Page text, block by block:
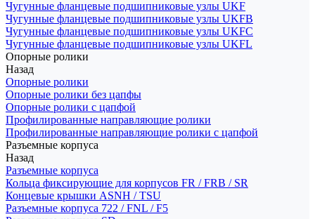
Чугунные фланцевые подшипниковые узлы UKF
Чугунные фланцевые подшипниковые узлы UKFB
Чугунные фланцевые подшипниковые узлы UKFC
Чугунные фланцевые подшипниковые узлы UKFL
Опорные ролики
Назад
Опорные ролики
Опорные ролики без цапфы
Опорные ролики с цапфой
Профилированные направляющие ролики
Профилированные направляющие ролики с цапфой
Разъемные корпуса
Назад
Разъемные корпуса
Кольца фиксирующие для корпусов FR / FRB / SR
Концевые крышки ASNH / TSU
Разъемные корпуса 722 / FNL / F5